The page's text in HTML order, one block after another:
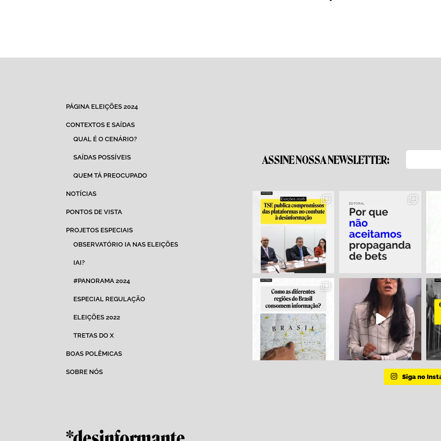
PÁGINA ELEIÇÕES 2024
CONTEXTOS E SAÍDAS
QUAL É O CENÁRIO?
SAÍDAS POSSÍVEIS
QUEM TÁ PREOCUPADO
NOTÍCIAS
PONTOS DE VISTA
PROJETOS ESPECIAIS
OBSERVATÓRIO IA NAS ELEIÇÕES
IAI?
#PANORAMA 2024
ESPECIAL REGULAÇÃO
ELEIÇÕES 2022
TRETAS DO X
BOAS POLÊMICAS
SOBRE NÓS
ASSINE NOSSA NEWSLETTER:
Siga no